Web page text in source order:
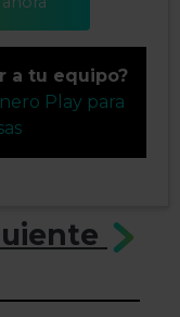
a tu equipo?
Play para